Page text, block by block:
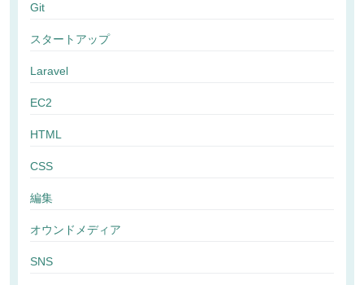
Git
スタートアップ
Laravel
EC2
HTML
CSS
編集
オウンドメディア
SNS